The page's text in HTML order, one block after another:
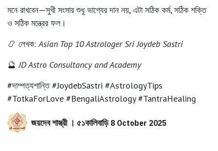
মনে রাখবেন—সুখী সংসার শুধু ভাগ্যের দান নয়, এটা সঠিক কর্ম, সঠিক শক্তি
ও সঠিক মন্ত্রের ফল।
📿 লেখক: Asian Top 10 Astrologer Sri Joydeb Sastri
🔮JD Astro Consultancy and Academy
#দাম্পত্যশান্তি #JoydebSastri #AstrologyTips
#TotkaForLove #BengaliAstrology #TantraHealing
জয়দেব শাস্ত্রী । ৫১কালিবাড়ি 8 October 2025